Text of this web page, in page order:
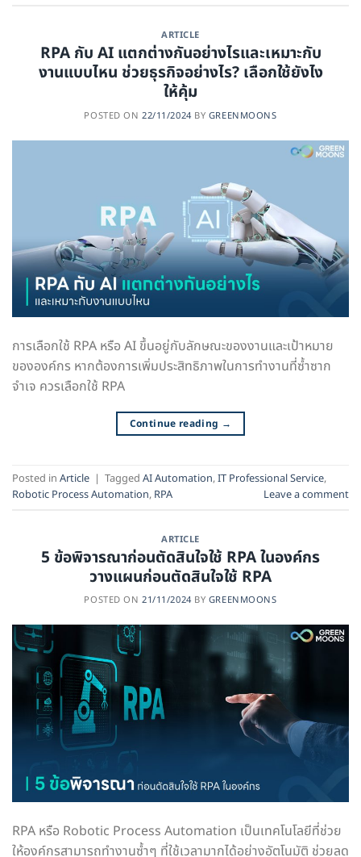
ARTICLE
RPA กับ AI แตกต่างกันอย่างไรและเหมาะกับ
งานแบบไหน ช่วยธุรกิจอย่างไร? เลือกใช้ยังไง
ให้คุ้ม
POSTED ON22/11/2024 BY GREENMOONS
การเลือกใช้ RPA หรือ AI ขึ้นอยู่กับลักษณะของงานและเป้าหมาย
ขององค์กร หากต้องการเพิ่มประสิทธิภาพในการทำงานที่ซ้ำซาก
จำเจ ควรเลือกใช้ RPA
Continue reading →
Posted in Article | Tagged AI Automation,IT Professional Service,
Robotic Process Automation, RPA Leave a comment
ARTICLE
5 ข้อพิจารณาก่อนตัดสินใจใช้ RPA ในองค์กร
วางแผนก่อนตัดสินใจใช้ RPA
POSTED ON21/11/2024 BY GREENMOONS
RPA หรือ Robotic Process Automation เป็นเทคโนโลยีที่ช่วย
ให้องค์กรสามารถทำงานซ้ำๆ ที่ใช้เวลามากได้อย่างอัตโนมัติ ช่วยลด